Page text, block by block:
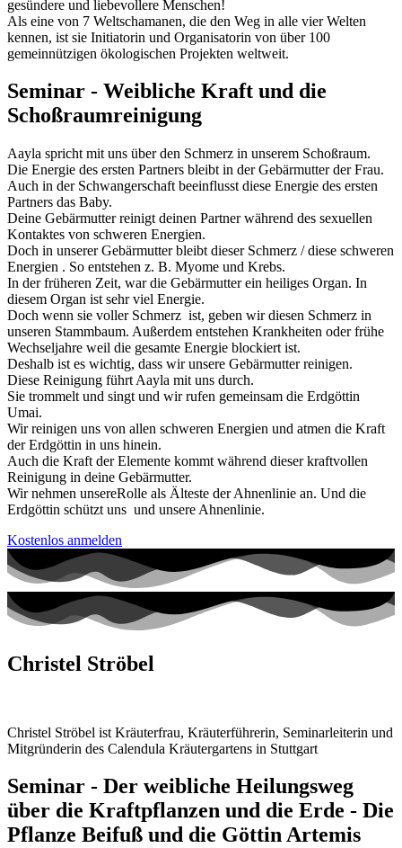
gesündere und liebevollere Menschen!
Als eine von 7 Weltschamanen, die den Weg in alle vier Welten
kennen, ist sie Initiatorin und Organisatorin von über 100
gemeinnützigen ökologischen Projekten weltweit.
Seminar - Weibliche Kraft und die
Schoßraumreinigung
Aayla spricht mit uns über den Schmerz in unserem Schoßraum.
Die Energie des ersten Partners bleibt in der Gebärmutter der Frau.
Auch in der Schwangerschaft beeinflusst diese Energie des ersten
Partners das Baby.
Deine Gebärmutter reinigt deinen Partner während des sexuellen
Kontaktes von schweren Energien.
Doch in unserer Gebärmutter bleibt dieser Schmerz / diese schweren
Energien . So entstehen z. B. Myome und Krebs.
In der früheren Zeit, war die Gebärmutter ein heiliges Organ. In
diesem Organ ist sehr viel Energie.
Doch wenn sie voller Schmerz ist, geben wir diesen Schmerz in
unseren Stammbaum. Außerdem entstehen Krankheiten oder frühe
Wechseljahre weil die gesamte Energie blockiert ist.
Deshalb ist es wichtig, dass wir unsere Gebärmutter reinigen.
Diese Reinigung führt Aayla mit uns durch.
Sie trommelt und singt und wir rufen gemeinsam die Erdgöttin
Umai.
Wir reinigen uns von allen schweren Energien und atmen die Kraft
der Erdgöttin in uns hinein.
Auch die Kraft der Elemente kommt während dieser kraftvollen
Reinigung in deine Gebärmutter.
Wir nehmen unsereRolle als Älteste der Ahnenlinie an. Und die
Erdgöttin schützt uns und unsere Ahnenlinie.
Kostenlos anmelden
Christel Ströbel
Christel Ströbel ist Kräuterfrau, Kräuterführerin, Seminarleiterin und
Mitgründerin des Calendula Kräutergartens in Stuttgart
Seminar - Der weibliche Heilungsweg
über die Kraftpflanzen und die Erde - Die
Pflanze Beifuß und die Göttin Artemis